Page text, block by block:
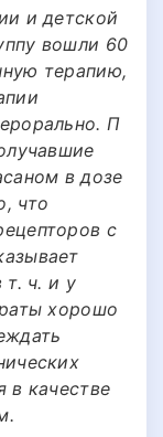
и детской
вошли 60
терапию,
П
в дозе
что
с
т. ч. и у
хорошо
в качестве